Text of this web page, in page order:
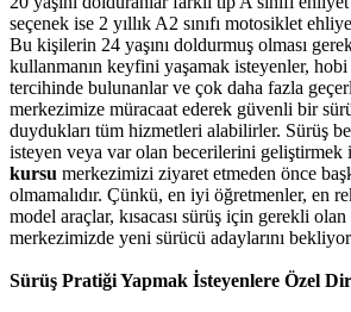
seçenek ise 2 yıllık A2 sınıfı motosiklet
Bu kişilerin 24 yaşını doldurmuş olması
kullanmanın keyfini yaşamak isteyenler,
tercihinde bulunanlar ve çok daha fazla
merkezimize müracaat ederek güvenli bir
duydukları tüm hizmetleri alabilirler. Sürüş
isteyen veya var olan becerilerini geliştirmek
kursu merkezimizi ziyaret etmeden önce
olmamalıdır. Çünkü, en iyi öğretmenler, en
model araçlar, kısacası sürüş için gerekli olan
merkezimizde yeni sürücü adaylarını
Sürüş Pratiği Yapmak İsteyenlere Özel